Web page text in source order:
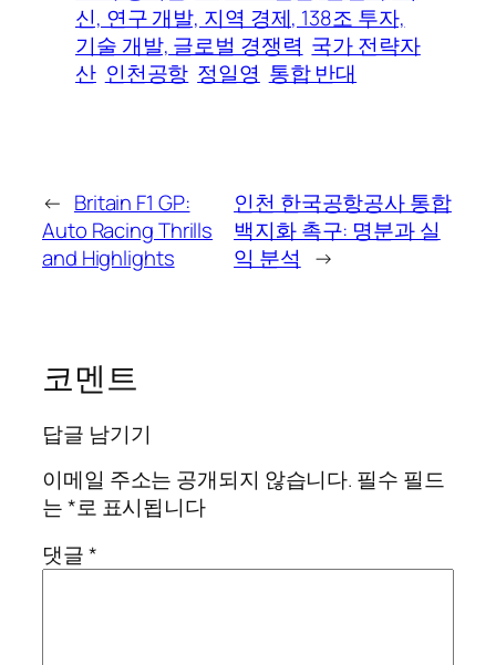
신, 연구 개발, 지역 경제, 138조 투자,
기술 개발, 글로벌 경쟁력 국가 전략자
산 인천공항 정일영 통합 반대
← Britain F1 GP:
Auto Racing Thrills
and Highlights
인천 한국공항공사 통합
백지화 촉구: 명분과 실
익 분석
→
코멘트
답글 남기기
이메일 주소는 공개되지 않습니다. 필수 필드
는*로 표시됩니다
댓글*